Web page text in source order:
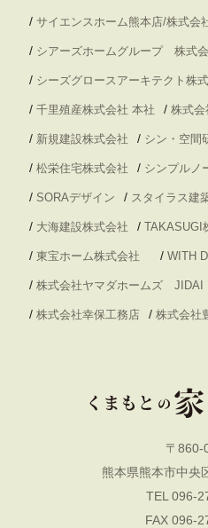
/ サイエンスホーム熊本店/株式会
/ シアーズホームグループ 株式
/ シーズグロースアーキテクト株
/ 千里殖産株式会社 本社 / 株式
/ 新規建設株式会社 / シン・空間
/ 松栄住宅株式会社 / シンプルノ
/ SORAデザイン / スタイラス建
/ 大海建設株式会社 / TAKASUGI
/ 東宝ホーム株式会社 / WITH
/ 株式会社ヤマダホームズ JIDAI
/ 株式会社幸保工務店 / 株式会社
〒860-
熊本県熊本市中央
TEL 096-
FAX 096-